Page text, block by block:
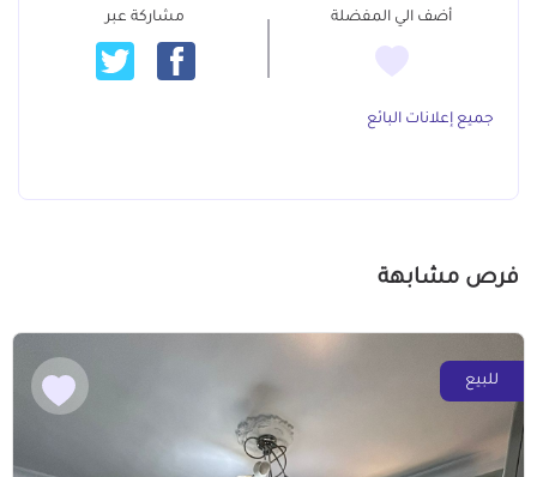
أضف الي المفضلة مشاركة عبر
جميع إعلانات البائع
فرص مشابهة
للبيع